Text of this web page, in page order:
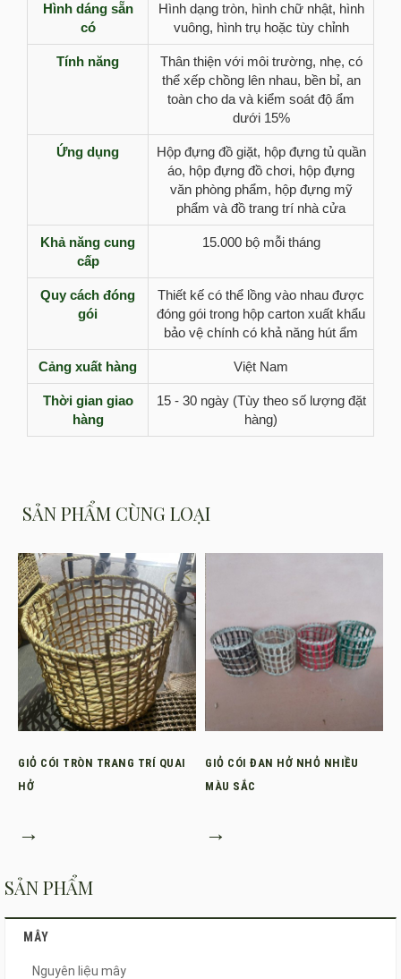
Hình dáng sẵn
có
Hình dạng tròn, hình chữ nhật, hình
vuông, hình trụ hoặc tùy chỉnh
Tính năng
Thân thiện với môi trường, nhẹ, có
thể xếp chồng lên nhau, bền bỉ, an
toàn cho da và kiểm soát độ ẩm
dưới 15%
Ứng dụng
Hộp đựng đồ giặt, hộp đựng tủ quần
áo, hộp đựng đồ chơi, hộp đựng
văn phòng phẩm, hộp đựng mỹ
phẩm và đồ trang trí nhà cửa
Khả năng cung
cấp
15.000 bộ mỗi tháng
Quy cách đóng
gói
Thiết kế có thể lồng vào nhau được
đóng gói trong hộp carton xuất khẩu
bảo vệ chính có khả năng hút ẩm
Cảng xuất hàng Việt Nam
Thời gian giao
hàng
15 - 30 ngày (Tùy theo số lượng đặt
hàng)
SẢN PHẨM CÙNG LOẠI
GIỎ CÓI TRÒN TRANG TRÍ QUAI
HỞ
→
GIỎ CÓI ĐAN HỞ NHỎ NHIỀU
MÀU SẮC
→
SẢN PHẨM
MÂY
Nguyên liệu mây